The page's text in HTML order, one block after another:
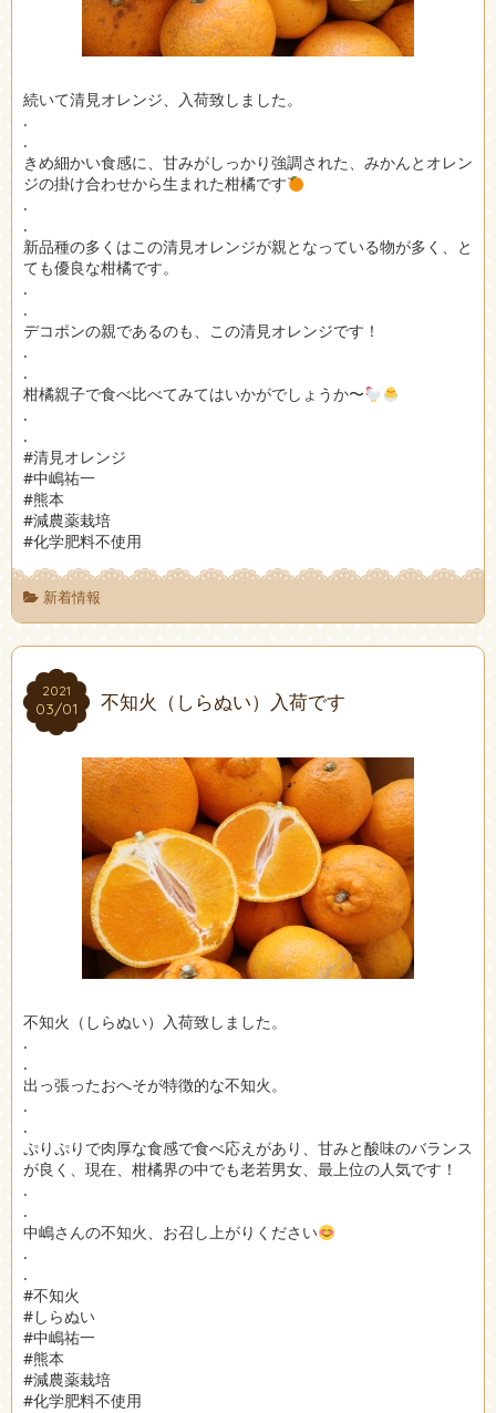
続いて清見オレンジ、入荷致しました。
.
.
きめ細かい食感に、甘みがしっかり強調された、みかんとオレン
ジの掛け合わせから生まれた柑橘です
.
.
新品種の多くはこの清見オレンジが親となっている物が多く、と
ても優良な柑橘です。
.
.
デコポンの親であるのも、この清見オレンジです！
.
.
柑橘親子で食べ比べてみてはいかがでしょうか〜
.
.
#清見オレンジ
#中嶋祐一
#熊本
#減農薬栽培
#化学肥料不使用
新着情報
2021
03/01
2021
03/01 不知火（しらぬい）入荷です
不知火（しらぬい）入荷致しました。
.
.
出っ張ったおへそが特徴的な不知火。
.
.
ぷりぷりで肉厚な食感で食べ応えがあり、甘みと酸味のバランス
が良く、現在、柑橘界の中でも老若男女、最上位の人気です！
.
.
中嶋さんの不知火、お召し上がりください
.
.
#不知火
#しらぬい
#中嶋祐一
#熊本
#減農薬栽培
#化学肥料不使用